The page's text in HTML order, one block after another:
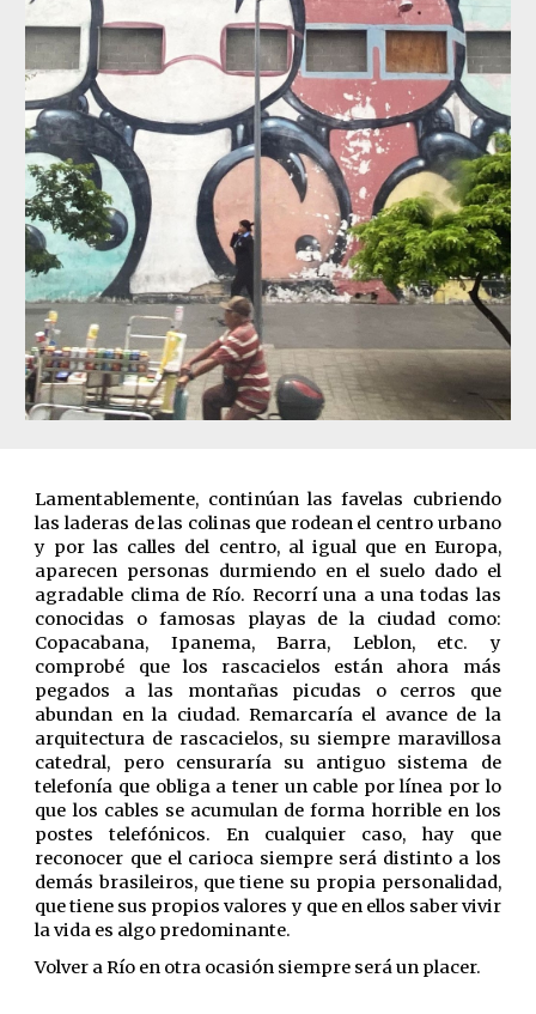
Lamentablemente, continúan las favelas cubriendo
las laderas de las colinas que rodean el centro urbano
y por las calles del centro, al igual que en Europa,
aparecen personas durmiendo en el suelo dado el
agradable clima de Río. Recorrí una a una todas las
conocidas o famosas playas de la ciudad como:
Copacabana, Ipanema, Barra, Leblon, etc. y
comprobé que los rascacielos están ahora más
pegados a las montañas picudas o cerros que
abundan en la ciudad. Remarcaría el avance de la
arquitectura de rascacielos, su siempre maravillosa
catedral, pero censuraría su antiguo sistema de
telefonía que obliga a tener un cable por línea por lo
que los cables se acumulan de forma horrible en los
postes telefónicos. En cualquier caso, hay que
reconocer que el carioca siempre será distinto a los
demás brasileiros, que tiene su propia personalidad,
que tiene sus propios valores y que en ellos saber vivir
la vida es algo predominante.
Volver a Río en otra ocasión siempre será un placer.